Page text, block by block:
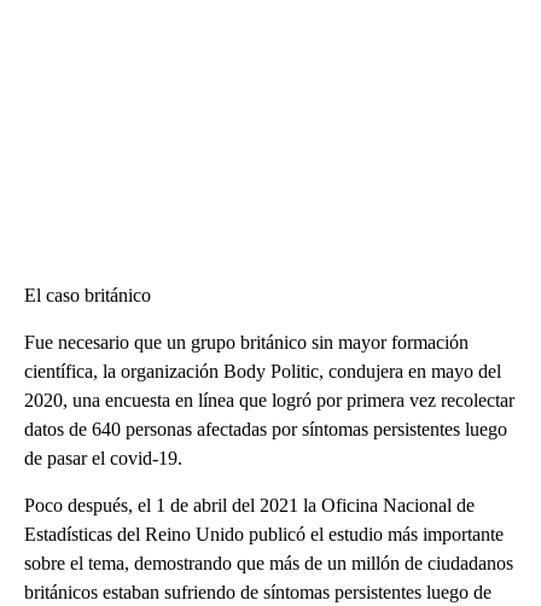
El caso británico
Fue necesario que un grupo británico sin mayor formación
científica, la organización Body Politic, condujera en mayo del
2020, una encuesta en línea que logró por primera vez recolectar
datos de 640 personas afectadas por síntomas persistentes luego
de pasar el covid-19.
Poco después, el 1 de abril del 2021 la Oficina Nacional de
Estadísticas del Reino Unido publicó el estudio más importante
sobre el tema, demostrando que más de un millón de ciudadanos
británicos estaban sufriendo de síntomas persistentes luego de